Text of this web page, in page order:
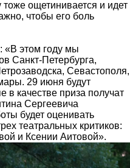
ощетинивается и идет
чтобы его боль
«В этом году мы
Санкт-Петербурга,
Севастополя,
29 июня будут
в качестве приза получат
Сергеевича
будет оценивать
театральных критиков:
и Ксении Аитовой».